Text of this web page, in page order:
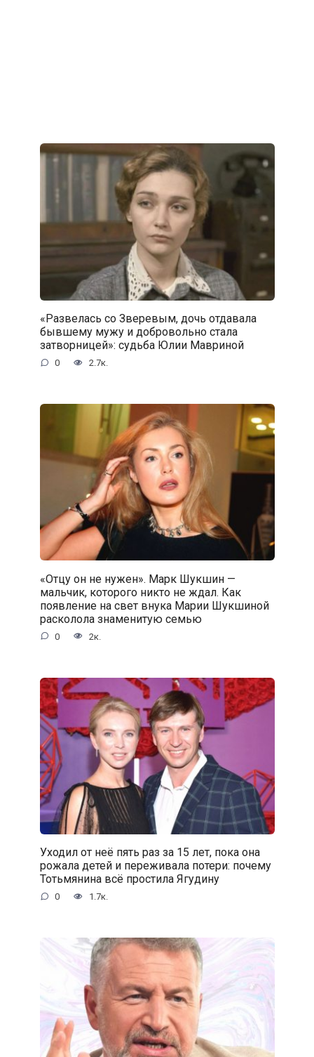
«Развелась со Зверевым, дочь отдавала
бывшему мужу и добровольно стала
затворницей»: судьба Юлии Мавриной
0 2.7к.
«Отцу он не нужен». Марк Шукшин —
мальчик, которого никто не ждал. Как
появление на свет внука Марии Шукшиной
расколола знаменитую семью
0 2к.
Уходил от неё пять раз за 15 лет, пока она
рожала детей и переживала потери: почему
Тотьмянина всё простила Ягудину
0 1.7к.